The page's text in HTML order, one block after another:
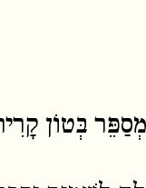
בְּטוֹן